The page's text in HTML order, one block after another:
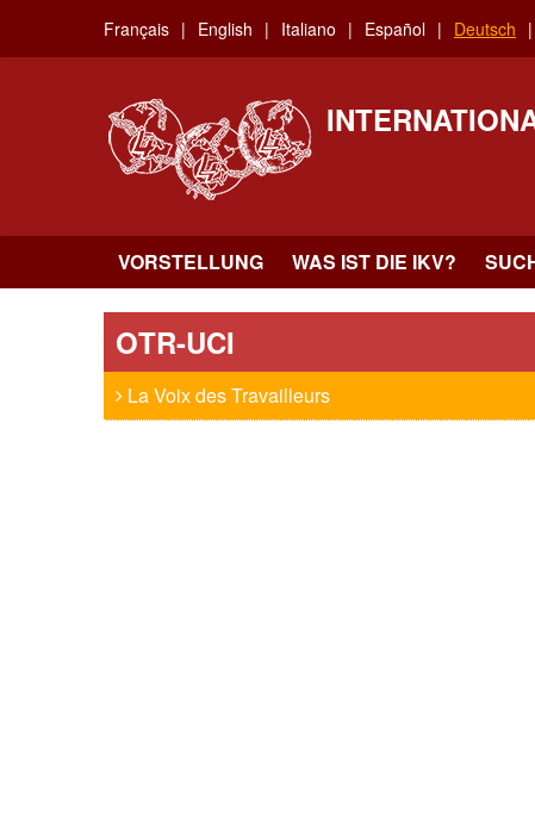
main
Français English Italiano Español Deutsch
VORSTELLUNG WAS IST DIE IKV?
OTR-UCI
La Voix des Travailleurs